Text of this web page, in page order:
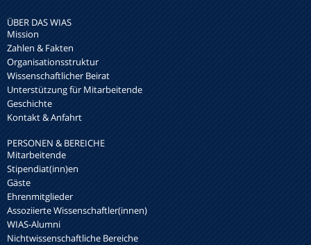
ÜBER DAS WIAS
Mission
Zahlen & Fakten
Organisationsstruktur
Wissenschaftlicher Beirat
Unterstützung für Mitarbeitende
Geschichte
Kontakt & Anfahrt
PERSONEN & BEREICHE
Mitarbeitende
Stipendiat(inn)en
Gäste
Ehrenmitglieder
Assoziierte Wissenschaftler(innen)
WIAS-Alumni
Nichtwissenschaftliche Bereiche